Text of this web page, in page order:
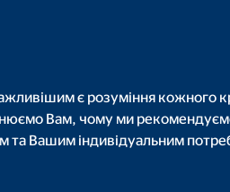
є розуміння кожного
Вам, чому ми
та Вашим індивідуальним